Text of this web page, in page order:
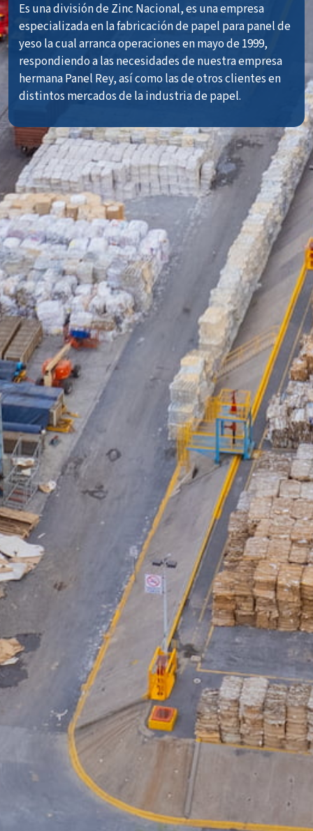
Es una división de Zinc Nacional, es una empresa
especializada en la fabricación de papel para panel de
yeso la cual arranca operaciones en mayo de 1999,
respondiendo a las necesidades de nuestra empresa
hermana Panel Rey, así como las de otros clientes en
distintos mercados de la industria de papel.